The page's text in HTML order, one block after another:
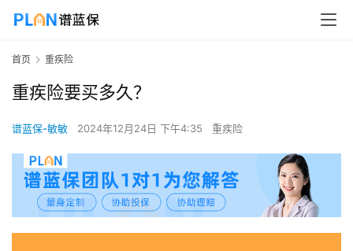
首页 重疾险
重疾险要买多久？
谱蓝保-敏敏 2024年12月24日 下午4:35 重疾险